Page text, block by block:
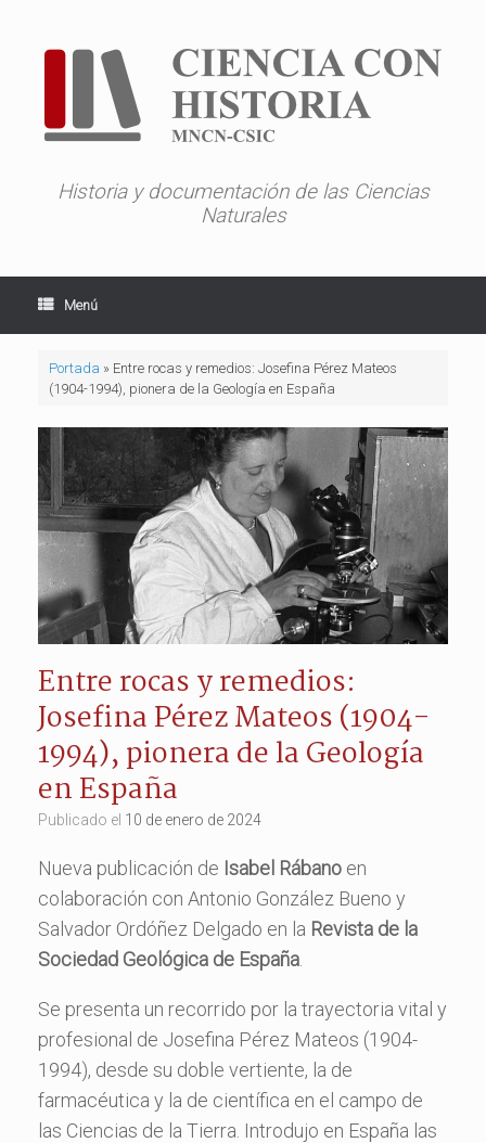
contenido
Historia y documentación de las Ciencias
Naturales
Menú
Portada » Entre rocas y remedios: Josefina Pérez Mateos
(1904-1994), pionera de la Geología en España
Entre rocas y remedios:
Josefina Pérez Mateos (1904-
1994), pionera de la Geología
en España
Publicado el 10 de enero de 2024
Nueva publicación de Isabel Rábano en
colaboración con Antonio González Bueno y
Salvador Ordóñez Delgado en la Revista de la
Sociedad Geológica de España
Se presenta un recorrido por la trayectoria vital y
profesional de Josefina Pérez Mateos (1904-
1994), desde su doble vertiente, la de
farmacéutica y la de científica en el campo de
las Ciencias de la Tierra. Introdujo en España las